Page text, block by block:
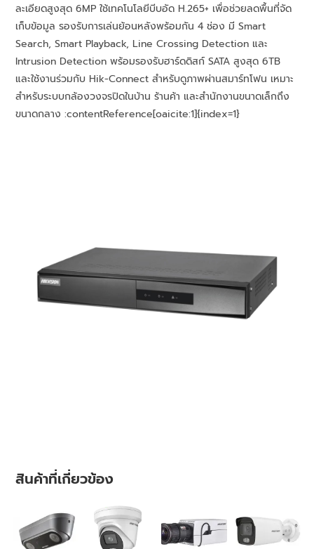
ละเอียดสูงสุด 6MP ใช้เทคโนโลยีบีบอัด H.265+ เพื่อช่วยลดพื้นที่จัด
เก็บข้อมูล รองรับการเล่นย้อนหลังพร้อมกัน 4 ช่อง มี Smart
Search, Smart Playback, Line Crossing Detection และ
Intrusion Detection พร้อมรองรับฮาร์ดดิสก์ SATA สูงสุด 6TB
และใช้งานร่วมกับ Hik-Connect สำหรับดูภาพผ่านสมาร์ทโฟน เหมาะ
สำหรับระบบกล้องวงจรปิดในบ้าน ร้านค้า และสำนักงานขนาดเล็กถึง
ขนาดกลาง :contentReference[oaicite:1]{index=1}
สินค้าที่เกี่ยวข้อง